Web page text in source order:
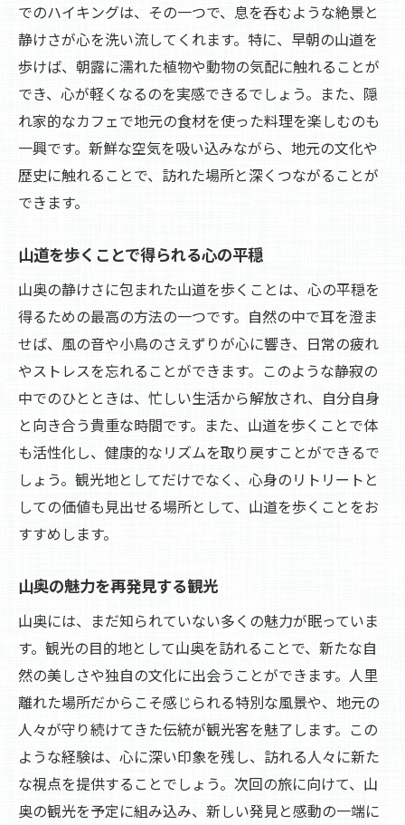
でのハイキングは、その一つで、息を呑むような絶景と
静けさが心を洗い流してくれます。特に、早朝の山道を
歩けば、朝露に濡れた植物や動物の気配に触れることが
でき、心が軽くなるのを実感できるでしょう。また、隠
れ家的なカフェで地元の食材を使った料理を楽しむのも
一興です。新鮮な空気を吸い込みながら、地元の文化や
歴史に触れることで、訪れた場所と深くつながることが
できます。
山道を歩くことで得られる心の平穏
山奥の静けさに包まれた山道を歩くことは、心の平穏を
得るための最高の方法の一つです。自然の中で耳を澄ま
せば、風の音や小鳥のさえずりが心に響き、日常の疲れ
やストレスを忘れることができます。このような静寂の
中でのひとときは、忙しい生活から解放され、自分自身
と向き合う貴重な時間です。また、山道を歩くことで体
も活性化し、健康的なリズムを取り戻すことができるで
しょう。観光地としてだけでなく、心身のリトリートと
しての価値も見出せる場所として、山道を歩くことをお
すすめします。
山奥の魅力を再発見する観光
山奥には、まだ知られていない多くの魅力が眠っていま
す。観光の目的地として山奥を訪れることで、新たな自
然の美しさや独自の文化に出会うことができます。人里
離れた場所だからこそ感じられる特別な風景や、地元の
人々が守り続けてきた伝統が観光客を魅了します。この
ような経験は、心に深い印象を残し、訪れる人々に新た
な視点を提供することでしょう。次回の旅に向けて、山
奥の観光を予定に組み込み、新しい発見と感動の一端に